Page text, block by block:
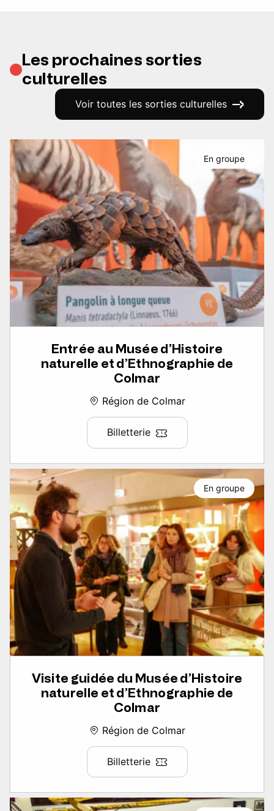
Les prochaines sorties
culturelles
Voir toutes les sorties culturelles
Entrée au Musée d’Histoire
naturelle et d’Ethnographie de
Colmar
Région de Colmar
Billetterie
En groupe
Visite guidée du Musée d’Histoire
naturelle et d’Ethnographie de
Colmar
Région de Colmar
Billetterie
En groupe